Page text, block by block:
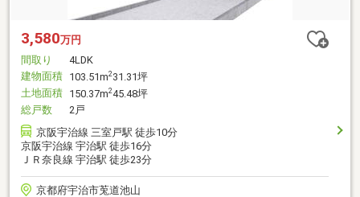
3,580万円
間取り
4LDK
建物面積 103.51m231.31坪
土地面積 150.37m245.48坪
総戸数
2戸
京阪宇治線 三室戸駅 徒歩10分
京阪宇治線 宇治駅 徒歩16分
ＪＲ奈良線 宇治駅 徒歩23分
京都府宇治市莵道池山